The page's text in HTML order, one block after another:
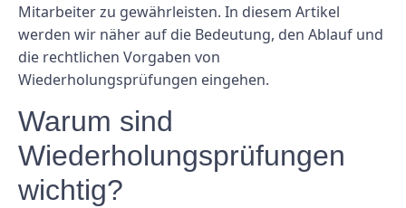
Mitarbeiter zu gewährleisten. In diesem Artikel
werden wir näher auf die Bedeutung, den Ablauf und
die rechtlichen Vorgaben von
Wiederholungsprüfungen eingehen.
Warum sind
Wiederholungsprüfungen
wichtig?